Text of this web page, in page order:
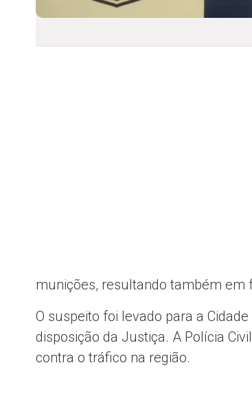
munições, resultando também em
O suspeito foi levado para a
disposição da Justiça. A Polícia
contra o tráfico na região.